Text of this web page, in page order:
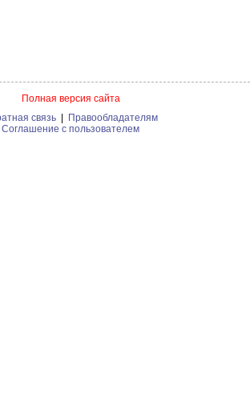
Полная версия сайта
связь | Правообладателям
Соглашение с пользователем